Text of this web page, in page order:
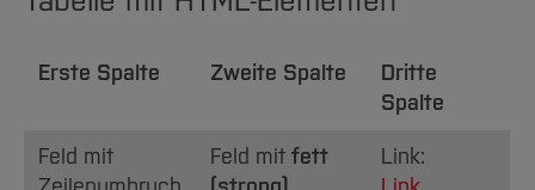
Erste Spalte Zweite Spalte
Dritte
Spalte
Feld mit
Feld mit fett
Link: